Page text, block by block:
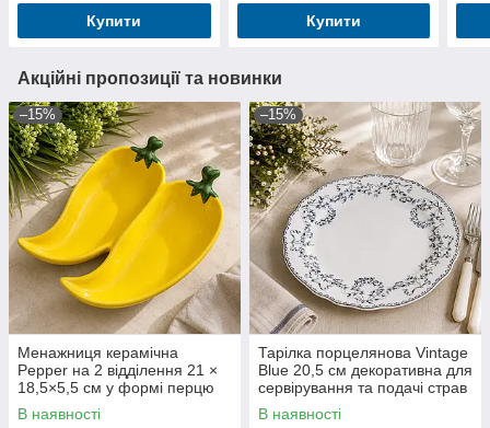
Купити Купити
Акційні пропозиції та новинки
–15%
Менажниця керамічна
Pepper на 2 відділення 21 ×
18,5×5,5 см у формі перцю
В наявності
–15%
Тарілка порцелянова Vintage
Blue 20,5 см декоративна для
сервірування та подачі страв
В наявності